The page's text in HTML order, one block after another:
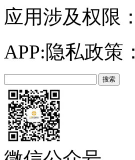
应用涉及权限：
APP:隐私政策：